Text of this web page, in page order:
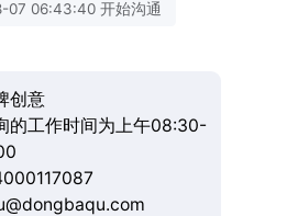
07 06:43:40 开始沟通
创意
的工作时间为上午08:30-